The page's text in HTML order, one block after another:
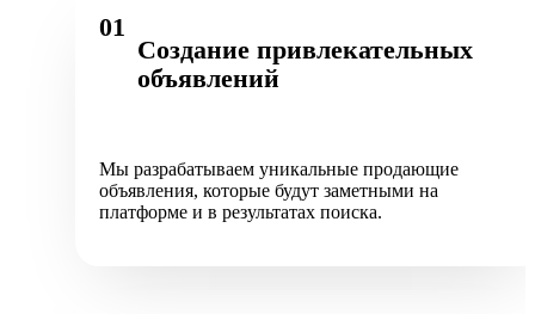
01
Создание привлекательных
объявлений
Мы разрабатываем уникальные продающие
объявления, которые будут заметными на
платформе и в результатах поиска.